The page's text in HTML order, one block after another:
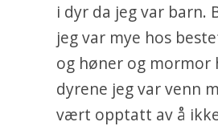
i dyr da jeg var barn.
jeg var mye hos
og høner og mormor
dyrene jeg var venn
vært opptatt av å ikke